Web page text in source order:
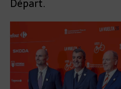
Départ.